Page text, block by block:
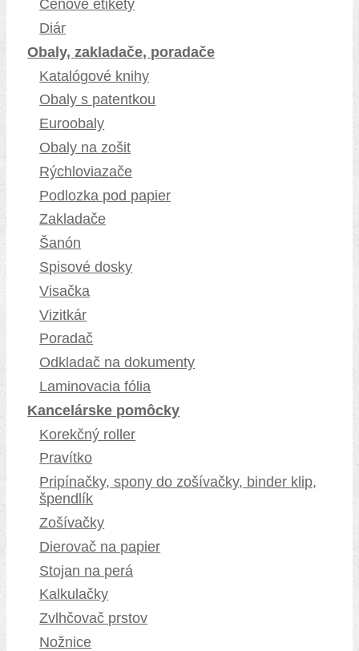
Cenové etikety
Diár
Obaly, zakladače, poradače
Katalógové knihy
Obaly s patentkou
Euroobaly
Obaly na zošit
Rýchloviazače
Podlozka pod papier
Zakladače
Šanón
Spisové dosky
Visačka
Vizitkár
Poradač
Odkladač na dokumenty
Laminovacia fólia
Kancelárske pomôcky
Korekčný roller
Pravítko
Pripínačky, spony do zošívačky, binder klip,
špendlík
Zošívačky
Dierovač na papier
Stojan na perá
Kalkulačky
Zvlhčovač prstov
Nožnice